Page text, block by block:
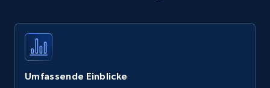
Umfassende Einblicke